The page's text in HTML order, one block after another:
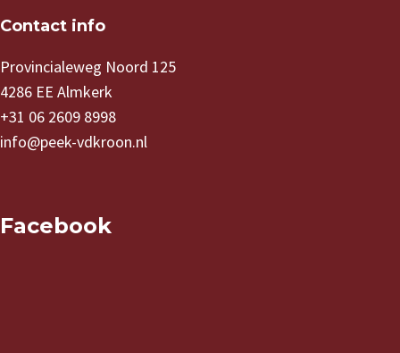
Contact info
Provincialeweg Noord 125
4286 EE Almkerk
+31 06 2609 8998
info@peek-vdkroon.nl
Facebook